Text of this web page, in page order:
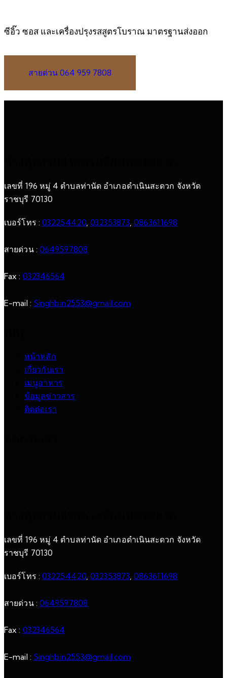
ซีอิ๊ว ซอส และเครื่องปรุงรสสูตรโบราณ มาตรฐานส่งออก
สายด่วน 064 959 7808
เลขที่ 196 หมู่ 4 ตำบลท่านัด อำเภอดำเนินสะดวก จังหวัด
ราชบุรี 70130
เบอร์โทร : 032254420,032353873,0863611698
สายด่วน : 0649597808
Fax : 032346564
E-mail : Singhbin2553@gmail.com
หน้าหลัก
เกี่ยวกับเรา
เมนูอาหาร
ข้อมูลข่าวสาร
ติดต่อเรา
เลขที่ 196 หมู่ 4 ตำบลท่านัด อำเภอดำเนินสะดวก จังหวัด
ราชบุรี 70130
เบอร์โทร : 032254420,032353873,0863611698
สายด่วน : 0649597808
Fax : 032346564
E-mail : Singhbin2553@gmail.com